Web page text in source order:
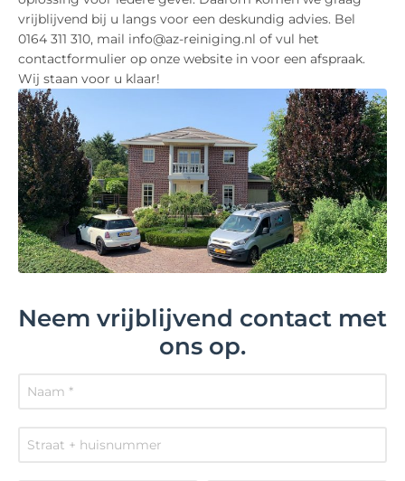
vrijblijvend bij u langs voor een deskundig advies. Bel
0164 311 310, mail info@az-reiniging.nl of vul het
contactformulier op onze website in voor een afspraak.
Wij staan voor u klaar!
Neem vrijblijvend contact met
ons op.